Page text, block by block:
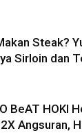
Steak?
Sirloin dan
BeAT HOKI
Angsuran,